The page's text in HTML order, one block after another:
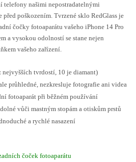
telefony našimi nepostradatelnými
poškozením. Tvrzené sklo RedGlass je
čočky fotoaparátu vašeho iPhone 14 Pro
a vysokou odolností se stane nejen
vašeho zařízení.
nejvyšších tvrdostí, 10 je diamant)
průhledné, nezkresluje fotografie ani videa
fotoaparát při běžném používání
vůči mastným stopám a otiskům prstů
a rychlé nasazení
čoček fotoaparátu